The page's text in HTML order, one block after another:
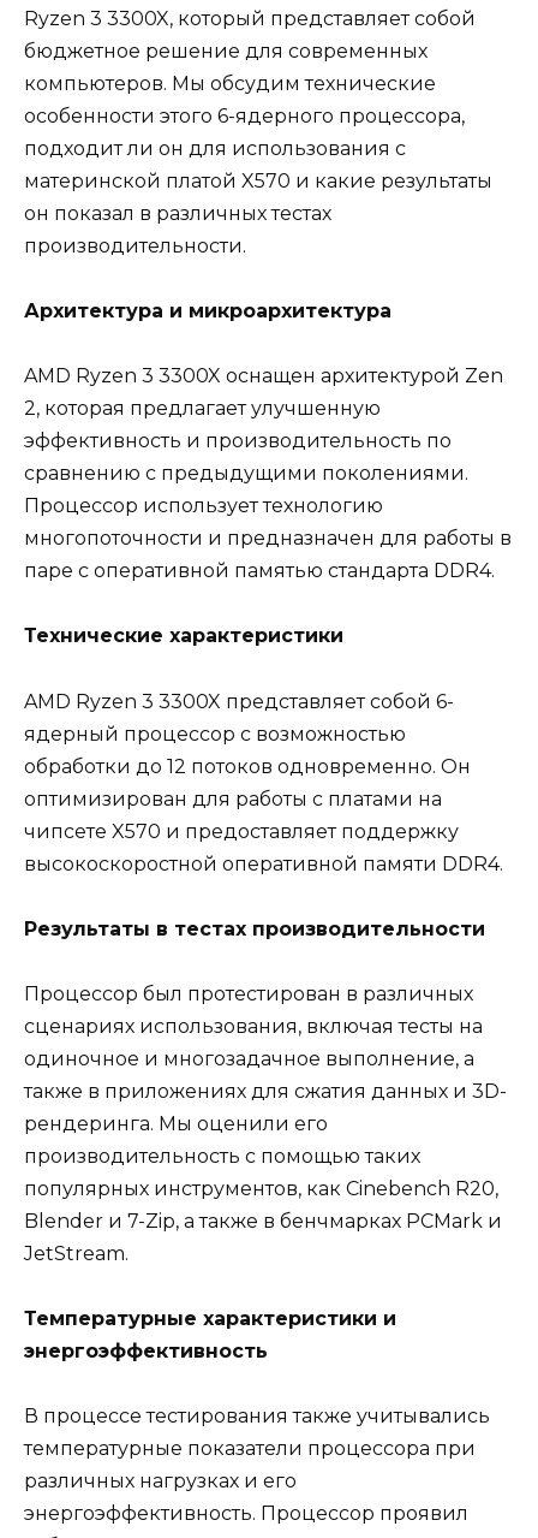
Ryzen 3 3300X, который представляет собой
бюджетное решение для современных
компьютеров. Мы обсудим технические
особенности этого 6-ядерного процессора,
подходит ли он для использования с
материнской платой X570 и какие результаты
он показал в различных тестах
производительности.
Архитектура и микроархитектура
AMD Ryzen 3 3300X оснащен архитектурой Zen
2, которая предлагает улучшенную
эффективность и производительность по
сравнению с предыдущими поколениями.
Процессор использует технологию
многопоточности и предназначен для работы в
паре с оперативной памятью стандарта DDR4.
Технические характеристики
AMD Ryzen 3 3300X представляет собой 6-
ядерный процессор с возможностью
обработки до 12 потоков одновременно. Он
оптимизирован для работы с платами на
чипсете X570 и предоставляет поддержку
высокоскоростной оперативной памяти DDR4.
Результаты в тестах производительности
Процессор был протестирован в различных
сценариях использования, включая тесты на
одиночное и многозадачное выполнение, а
также в приложениях для сжатия данных и 3D-
рендеринга. Мы оценили его
производительность с помощью таких
популярных инструментов, как Cinebench R20,
Blender и 7-Zip, а также в бенчмарках PCMark и
JetStream.
Температурные характеристики и
энергоэффективность
В процессе тестирования также учитывались
температурные показатели процессора при
различных нагрузках и его
энергоэффективность. Процессор проявил